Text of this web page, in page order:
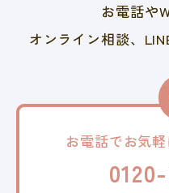
お電話や
オンライン相談、
お電話でお気軽